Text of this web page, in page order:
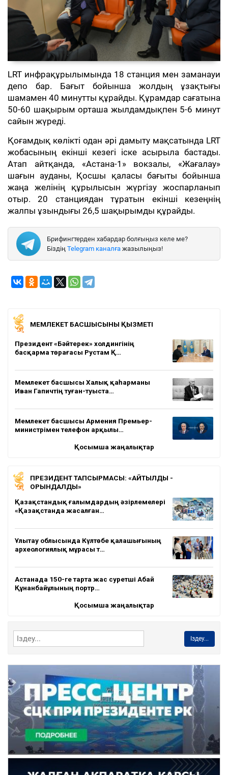
LRT инфрақұрылымында 18 станция мен заманауи
депо бар. Бағыт бойынша жолдың ұзақтығы
шамамен 40 минутты құрайды. Құрамдар сағатына
50-60 шақырым орташа жылдамдықпен 5-6 минут
сайын жүреді.
Қоғамдық көлікті одан әрі дамыту мақсатында LRT
жобасының екінші кезегі іске асырыла бастады.
Атап айтқанда, «Астана-1» вокзалы, «Жағалау»
шағын ауданы, Қосшы қаласы бағыты бойынша
жаңа желінің құрылысын жүргізу жоспарланып
отыр. 20 станциядан тұратын екінші кезеңнің
жалпы ұзындығы 26,5 шақырымды құрайды.
Брифингтерден хабардар болғыңыз келе ме?
Біздің Telegram каналға жазылыңыз!
МЕМЛЕКЕТ БАСШЫСЫНЫҢ ҚЫЗМЕТІ
Президент «Бәйтерек» холдингінің
басқарма төрағасы Рустам Қ…
Мемлекет басшысы Халық қаһарманы
Иван Гапичтің туған-туыста…
Мемлекет басшысы Армения Премьер-
министрімен телефон арқылы…
Қосымша жаңалықтар
ПРЕЗИДЕНТ ТАПСЫРМАСЫ: «АЙТЫЛДЫ -
ОРЫНДАЛДЫ»
Қазақстандық ғалымдардың әзірлемелері
«Қазақстанда жасалған…
Ұлытау облысында Күлтөбе қалашығының
археологиялық мұрасы т…
Астанада 150-ге тарта жас суретші Абай
Құнанбайұлының портр…
Қосымша жаңалықтар
Іздеу...